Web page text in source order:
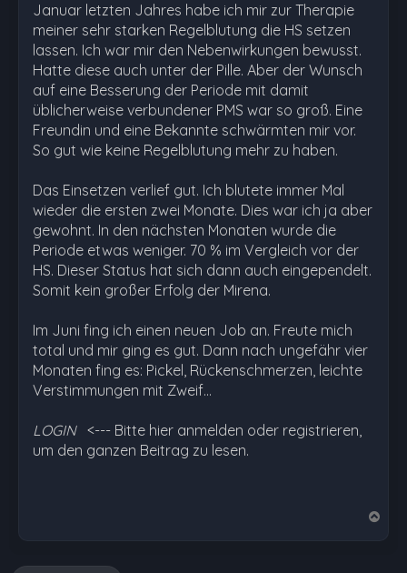
Januar letzten Jahres habe ich mir zur Therapie
meiner sehr starken Regelblutung die HS setzen
lassen. Ich war mir den Nebenwirkungen bewusst.
Hatte diese auch unter der Pille. Aber der Wunsch
auf eine Besserung der Periode mit damit
üblicherweise verbundener PMS war so groß. Eine
Freundin und eine Bekannte schwärmten mir vor.
So gut wie keine Regelblutung mehr zu haben.
Das Einsetzen verlief gut. Ich blutete immer Mal
wieder die ersten zwei Monate. Dies war ich ja aber
gewohnt. In den nächsten Monaten wurde die
Periode etwas weniger. 70 % im Vergleich vor der
HS. Dieser Status hat sich dann auch eingependelt.
Somit kein großer Erfolg der Mirena.
Im Juni fing ich einen neuen Job an. Freute mich
total und mir ging es gut. Dann nach ungefähr vier
Monaten fing es: Pickel, Rückenschmerzen, leichte
Verstimmungen mit Zweif…
LOGIN <--- Bitte hier anmelden oder registrieren,
um den ganzen Beitrag zu lesen.